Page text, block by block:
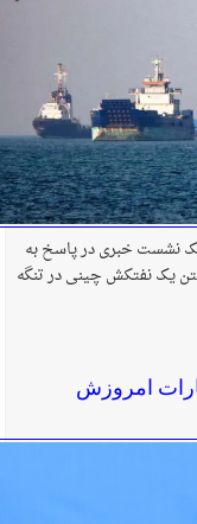
نشست خبری در پاسخ به
یک نفتکش چینی در تنگه
امروزش